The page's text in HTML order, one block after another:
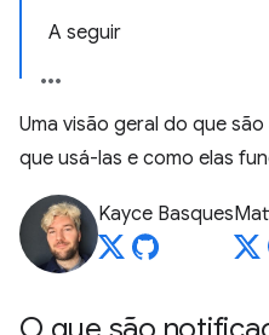
A seguir
Uma visão geral do que
que usá-las e como elas
Kayce Basques